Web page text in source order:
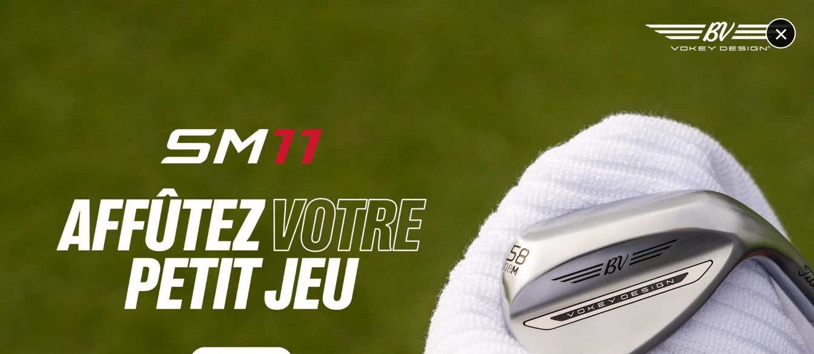
×
Stark et Meechai lancent fort la tournée asiatique, Delacour dans le par